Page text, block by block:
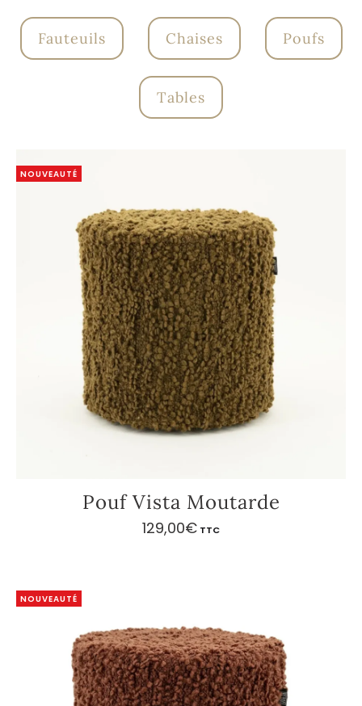
Fauteuils Chaises Poufs
Tables
NOUVEAUTÉ
Pouf Vista Moutarde
129,00€ TTC
NOUVEAUTÉ